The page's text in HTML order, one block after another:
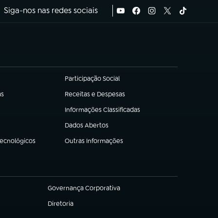
Siga-nos nas redes sociais
Participação Social
(abre em nova aba)
Receitas e Despesas
(abre em nova aba)
Informações Classificadas
(abre em nova aba)
Dados Abertos
(abre em nova aba)
Outras Informações
(abre em nova aba)
Governança Corporativa
(abre em nova aba)
Diretoria
(abre em nova aba)